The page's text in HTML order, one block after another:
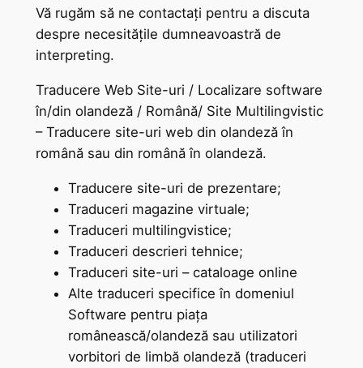
Vă rugăm să ne contactați pentru a discuta
despre necesitățile dumneavoastră de
interpreting.
Traducere Web Site-uri / Localizare software
în/din olandeză / Română/ Site Multilingvistic
– Traducere site-uri web din olandeză în
română sau din română în olandeză.
Traducere site-uri de prezentare;
Traduceri magazine virtuale;
Traduceri multilingvistice;
Traduceri descrieri tehnice;
Traduceri site-uri – cataloage online
Alte traduceri specifice în domeniul
Software pentru piața
românească/olandeză sau utilizatori
vorbitori de limbă olandeză (traduceri